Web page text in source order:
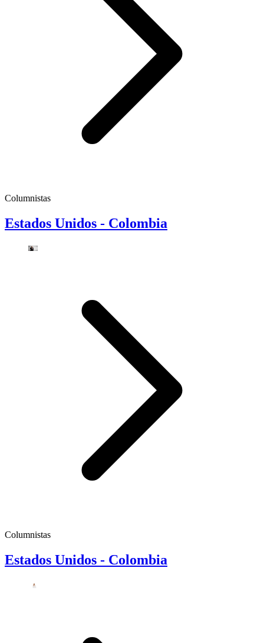
Columnistas
Estados Unidos - Colombia
Columnistas
Estados Unidos - Colombia